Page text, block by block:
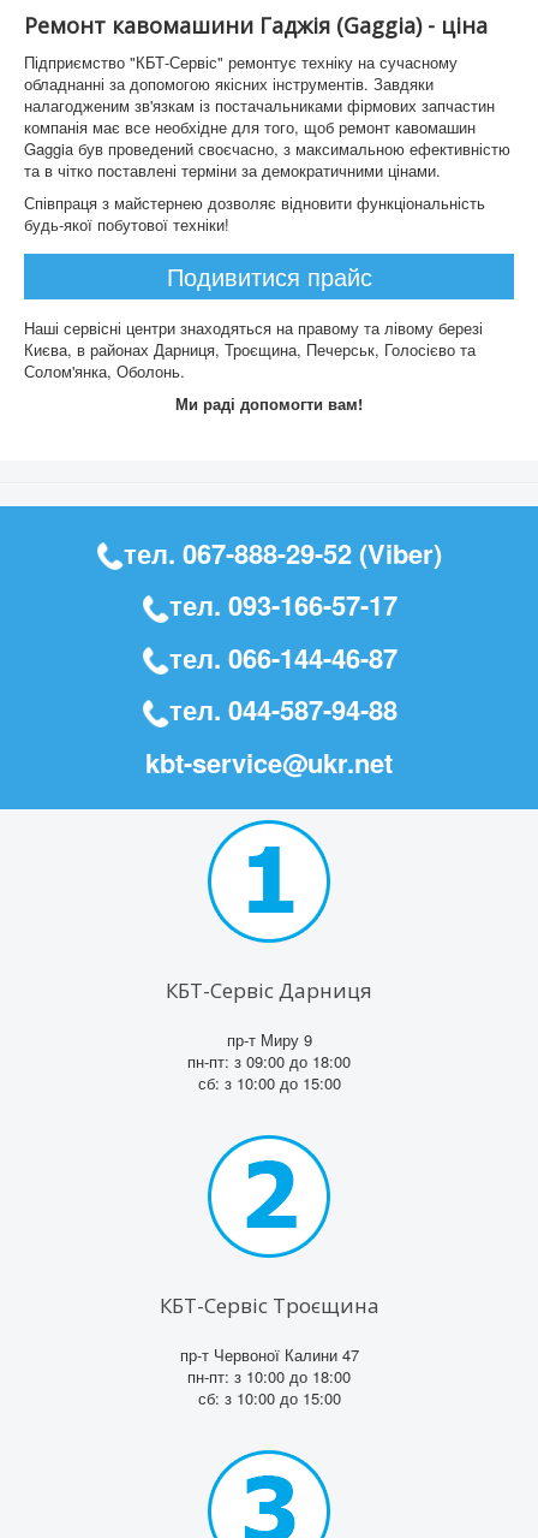
Ремонт кавомашини Гаджія (Gaggia) - ціна
Підприємство "КБТ-Сервіс" ремонтує техніку на сучасному
обладнанні за допомогою якісних інструментів. Завдяки
налагодженим зв'язкам із постачальниками фірмових запчастин
компанія має все необхідне для того, щоб ремонт кавомашин
Gaggia був проведений своєчасно, з максимальною ефективністю
та в чітко поставлені терміни за демократичними цінами.
Співпраця з майстернею дозволяє відновити функціональність
будь-якої побутової техніки!
Подивитися прайс
Наші сервісні центри знаходяться на правому та лівому березі
Києва, в районах Дарниця, Троєщина, Печерськ, Голосієво та
Солом'янка, Оболонь.
Ми раді допомогти вам!
тел. 067-888-29-52 (Viber)
тел. 093-166-57-17
тел. 066-144-46-87
тел. 044-587-94-88
kbt-service@ukr.net
КБТ-Сервіс Дарниця
пр-т Миру 9
пн-пт: з 09:00 до 18:00
сб: з 10:00 до 15:00
КБТ-Сервіс Троєщина
пр-т Червоної Калини 47
пн-пт: з 10:00 до 18:00
сб: з 10:00 до 15:00